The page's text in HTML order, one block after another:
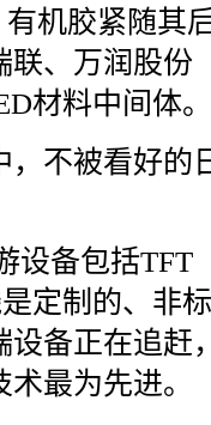
机胶紧随其
联、万润股份
材料中间体。
不被看好的
设备包括TFT
定制的、非
设备正在追赶
最为先进。